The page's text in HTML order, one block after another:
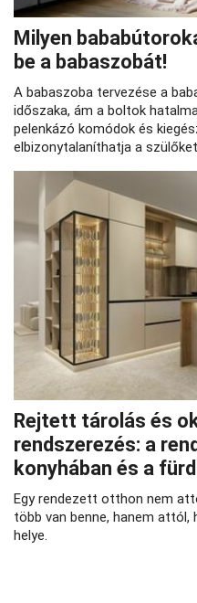
Milyen
be a babaszobát!
A babaszoba tervezése a
időszaka, ám a boltok
pelenkázó komódok és
elbizonytalaníthatja a
Rejtett tárolás és
rendszerezés: a
konyhában és a
Egy rendezett otthon nem
több van benne, hanem attól,
helye.